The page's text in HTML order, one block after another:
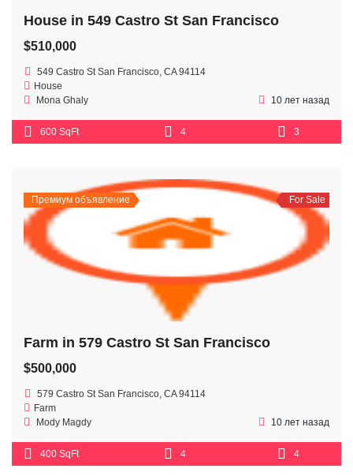
House in 549 Castro St San Francisco
$510,000
549 Castro St San Francisco, CA 94114
House
Mona Ghaly
10 лет назад
600 SqFt 4 3
Премиум объявление For Sale
Farm in 579 Castro St San Francisco
$500,000
579 Castro St San Francisco, CA 94114
Farm
Mody Magdy
10 лет назад
400 SqFt 4 4